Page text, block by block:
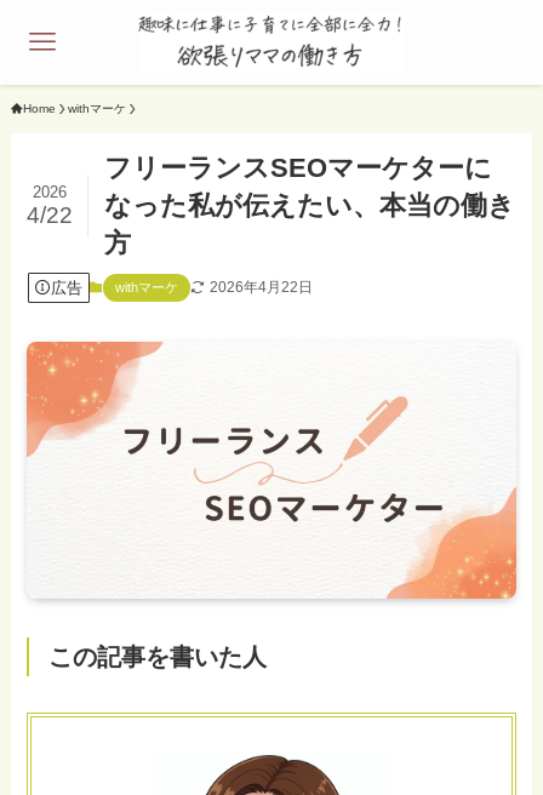
Home withマーケ
フリーランスSEOマーケターに
なった私が伝えたい、本当の働き
方
2026
4/22
広告 withマーケ 2026年4月22日
この記事を書いた人